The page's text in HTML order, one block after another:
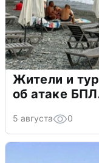
Жители и
об атаке
5 августа 0